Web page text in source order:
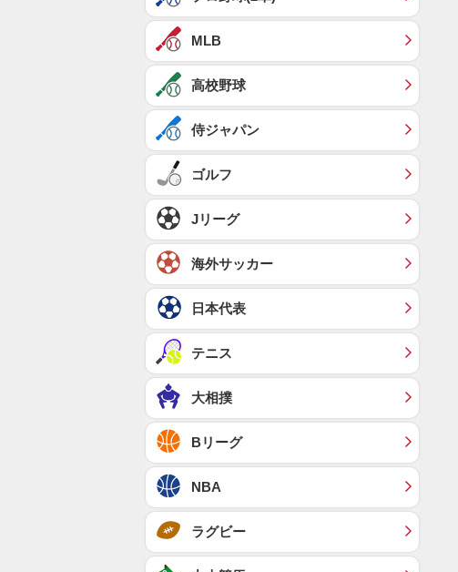
MLB
高校野球
侍ジャパン
ゴルフ
Jリーグ
海外サッカー
日本代表
テニス
大相撲
Bリーグ
NBA
ラグビー